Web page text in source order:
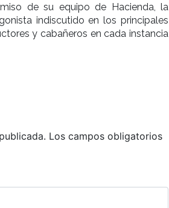
de su equipo de Hacienda, la
indiscutido en los principales
y cabañeros en cada instancia
Los campos obligatorios